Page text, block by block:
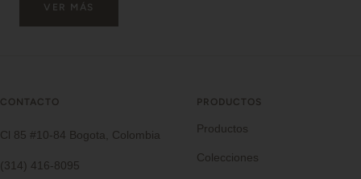
VER MÁS
CONTACTO
Cl 85 #10-84 Bogota, Colombia
(314) 416-8095
PRODUCTOS
Productos
Colecciones